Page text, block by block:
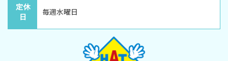
定休
日
毎週水曜日